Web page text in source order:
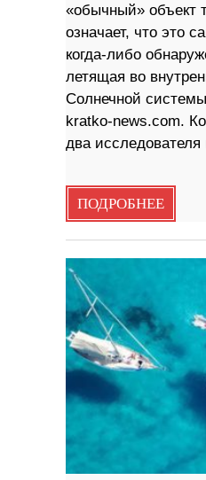
«обычный» объект
означает, что это
когда-либо
летящая во
Солнечной
kratko-news.com.
два исследователя
ПОДРОБНЕЕ